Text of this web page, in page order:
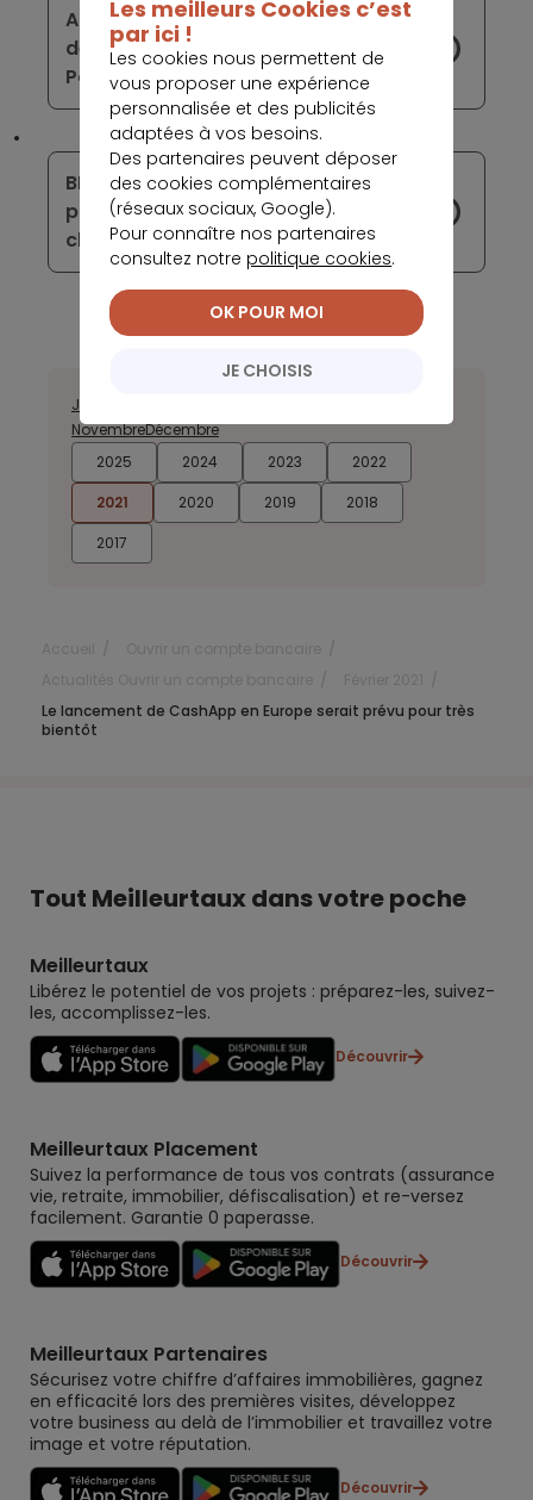
Après l’Espagne, Nickel ambitionne
de s’implanter en Belgique et au
Portugal
BNP Paribas et Hello bank !
progressent dans l’insertion du
chatbot auprès de leurs services
2025 2024 2023
2022
2021
2020 2019
2018
2017
Janvier
NovembreDécembre
Le lancement de CashApp en Europe serait prévu pour très
bientôt
Tout Meilleurtaux dans votre poche
Meilleurtaux
Libérez le potentiel de vos projets : préparez-les, suivez-
les, accomplissez-les.
Découvrir
Meilleurtaux Placement
Suivez la performance de tous vos contrats (assurance
vie, retraite, immobilier, défiscalisation) et re-versez
facilement. Garantie 0 paperasse.
Découvrir
Meilleurtaux Partenaires
Sécurisez votre chiffre d’affaires immobilières, gagnez
en efficacité lors des premières visites, développez
votre business au delà de l’immobilier et travaillez votre
image et votre réputation.
Découvrir
Les meilleurs Cookies c’est
par ici !
Les cookies nous permettent de
vous proposer une expérience
personnalisée et des publicités
adaptées à vos besoins.
Des partenaires peuvent déposer
des cookies complémentaires
(réseaux sociaux, Google).
Pour connaître nos partenaires
consultez notre politique cookies.
JE CHOISIS
OK POUR MOI